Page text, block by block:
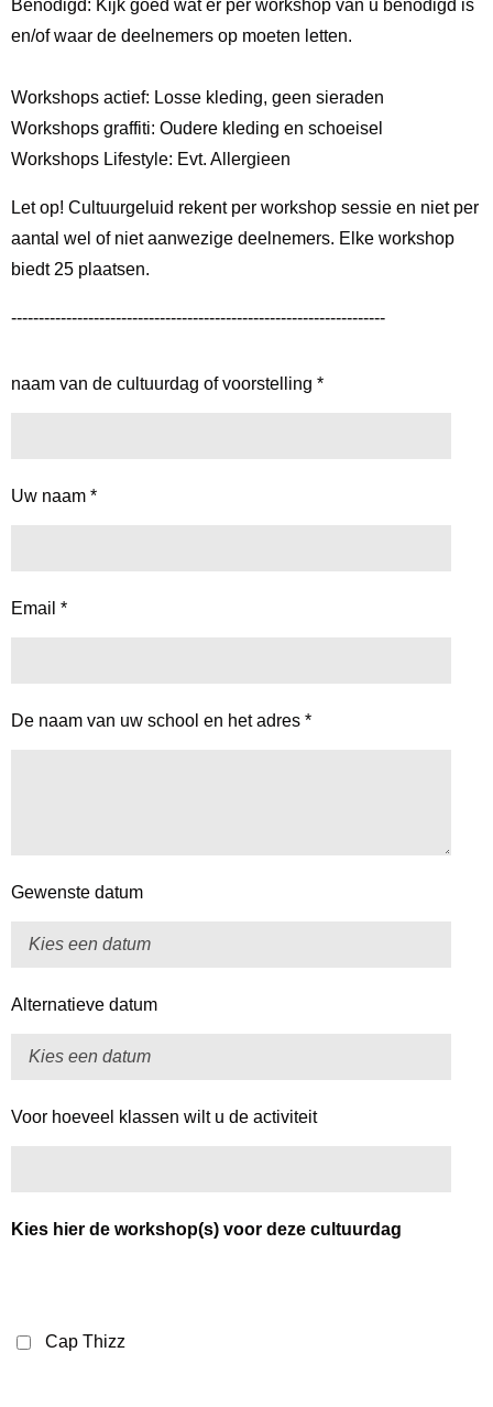
Benodigd: Kijk goed wat er per workshop van u benodigd is
en/of waar de deelnemers op moeten letten.
Workshops actief: Losse kleding, geen sieraden
Workshops graffiti: Oudere kleding en schoeisel
Workshops Lifestyle: Evt. Allergieen
Let op! Cultuurgeluid rekent per workshop sessie en niet per
aantal wel of niet aanwezige deelnemers. Elke workshop
biedt 25 plaatsen.
--------------------------------------------------------------------
naam van de cultuurdag of voorstelling *
Uw naam *
Email *
De naam van uw school en het adres *
Gewenste datum
Alternatieve datum
Voor hoeveel klassen wilt u de activiteit
Kies hier de workshop(s) voor deze cultuurdag
Cap Thizz